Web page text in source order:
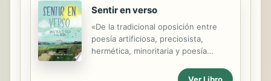
hasta convertirse en arte sonoro.
Sentir en verso
«De la tradicional oposición entre
poesía artificiosa, preciosista,
hermética, minoritaria y poesía
libro, no podía ser de otra forma,